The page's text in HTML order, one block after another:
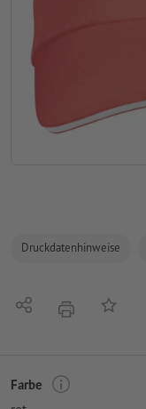
Druckdatenhinweise
Teilen DruckenAuf die
Farbe